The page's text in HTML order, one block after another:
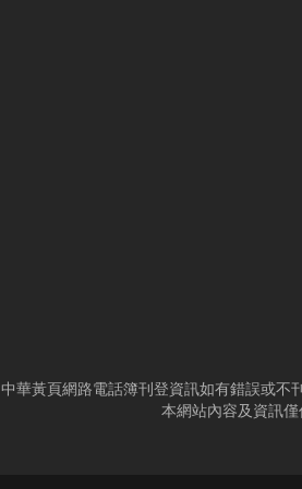
中華黃頁網路電話簿刊登資訊如有錯誤或不
本網站內容及資訊